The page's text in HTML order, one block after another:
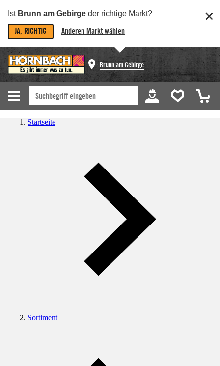
Ist Brunn am Gebirge der richtige Markt?
JA, RICHTIG Anderen Markt wählen
Brunn am Gebirge
Startseite
Sortiment